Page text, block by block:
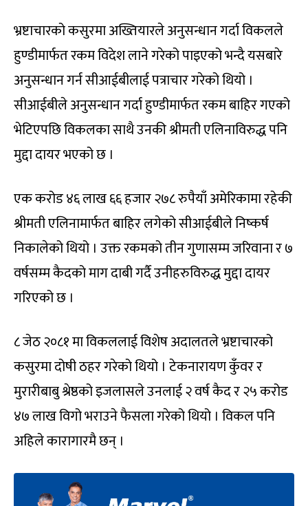
भ्रष्टाचारको कसुरमा अख्तियारले अनुसन्धान गर्दा विकलले
हुण्डीमार्फत रकम विदेश लाने गरेको पाइएको भन्दै यसबारे
अनुसन्धान गर्न सीआईबीलाई पत्राचार गरेको थियो ।
सीआईबीले अनुसन्धान गर्दा हुण्डीमार्फत रकम बाहिर गएको
भेटिएपछि विकलका साथै उनकी श्रीमती एलिनाविरुद्ध पनि
मुद्दा दायर भएको छ ।
एक करोड ४६ लाख ६६ हजार २७८ रुपैयाँ अमेरिकामा रहेकी
श्रीमती एलिनामार्फत बाहिर लगेको सीआईबीले निष्कर्ष
निकालेको थियो । उक्त रकमको तीन गुणासम्म जरिवाना र ७
वर्षसम्म कैदको माग दाबी गर्दै उनीहरुविरुद्ध मुद्दा दायर
गरिएको छ ।
८ जेठ २०८१ मा विकललाई विशेष अदालतले भ्रष्टाचारको
कसुरमा दोषी ठहर गरेको थियो । टेकनारायण कुँवर र
मुरारीबाबु श्रेष्ठको इजलासले उनलाई २ वर्ष कैद र २५ करोड
४७ लाख विगो भराउने फैसला गरेको थियो । विकल पनि
अहिले कारागारमै छन् ।